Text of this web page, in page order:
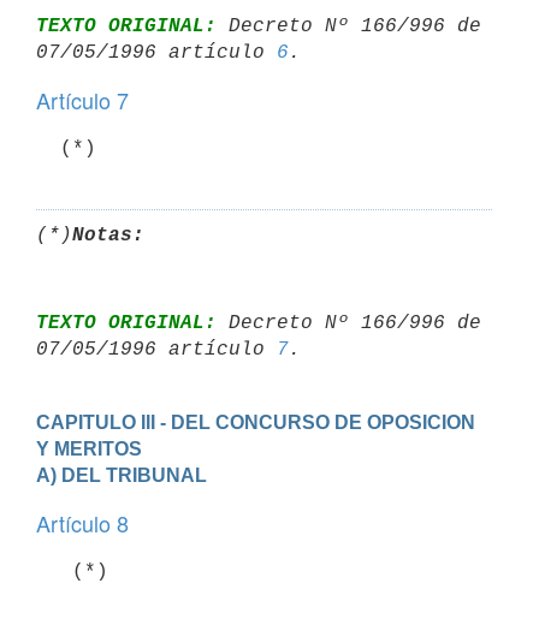
TEXTO ORIGINAL:
Decreto Nº 166/996 de
07/05/1996 artículo 6
Artículo 7
(*)Notas:
TEXTO ORIGINAL:
Decreto Nº 166/996 de
07/05/1996 artículo
7
CAPITULO III - DEL CONCURSO DE OPOSICION
Y MERITOS
A) DEL TRIBUNAL
Artículo 8